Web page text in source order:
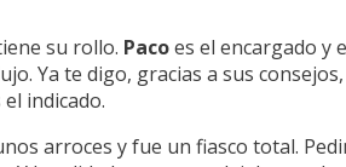
su rollo. Pacoes el encargado y
Ya te digo, gracias a sus
el indicado.
arroces y fue un fiasco total.